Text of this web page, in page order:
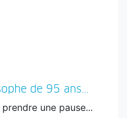
de 95 ans...
une pause...